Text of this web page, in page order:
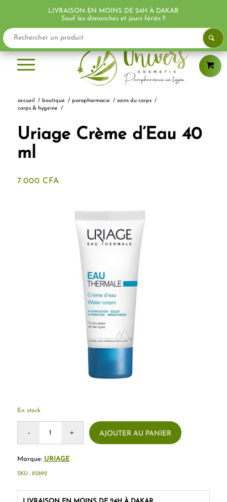
accueil / boutique / parapharmacie / soins du corps /
corps & hygeine
/
Uriage Crème d’Eau 40
ml
7.000 CFA
En stock
AJOUTER AU PANIER
Marque: URIAGE
SKU : 85892
LIVRAISON EN MOINS DE 24H À DAKAR
Sauf les dimanches et jours fériés !!